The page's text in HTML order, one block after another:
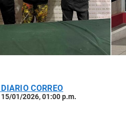
CORREO
01/2026, 01:00 p.m.